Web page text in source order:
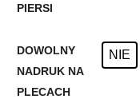
PIERSI
DOWOLNY
NADRUK NA
PLECACH
NIE